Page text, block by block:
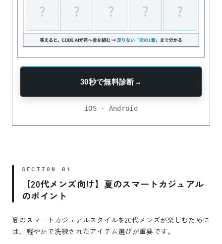
30秒で無料診断 →
iOS · Android
【20代メンズ向け】夏のスマートカジュアル
のポイント
夏のスマートカジュアルスタイルを20代メンズが楽しむために
は、軽やかで洗練されたアイテム選びが重要です。